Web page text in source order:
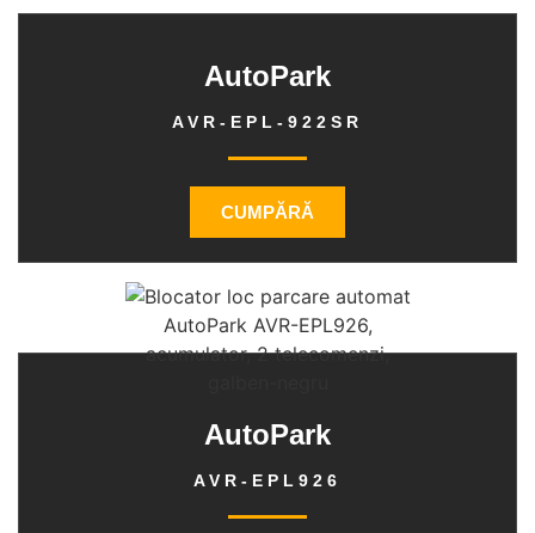
AutoPark
AVR-EPL-922SR
CUMPĂRĂ
AutoPark
AVR-EPL926